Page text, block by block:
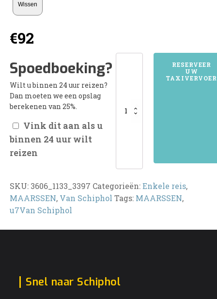
Wissen
€92
Spoedboeking?
Wilt u binnen 24 uur reizen?
Dan moeten we een opslag
berekenen van 25%.
Vink dit aan als u
binnen 24 uur wilt
reizen
3606MAARSSENRESERVEER
UW
TAXIVERVOER
SKU: 3606_1133_3397 Categorieën:Enkele reis,
MAARSSEN, Van Schiphol Tags: MAARSSEN,
u7Van Schiphol
Snel naar Schiphol